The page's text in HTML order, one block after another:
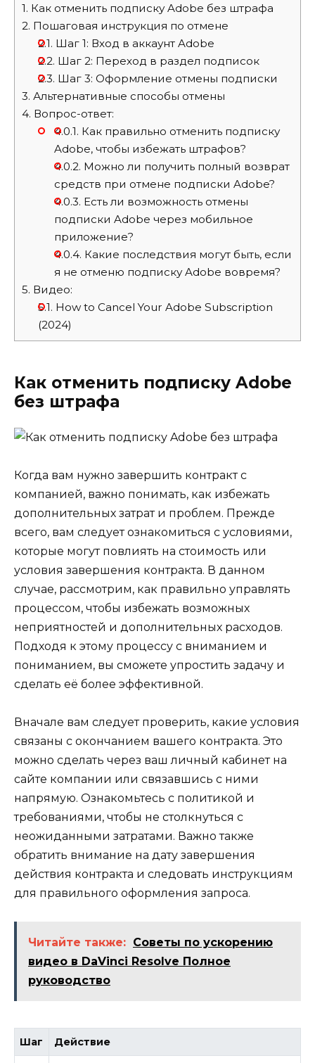
1. Как отменить подписку Adobe без штрафа
2. Пошаговая инструкция по отмене
2.1. Шаг 1: Вход в аккаунт Adobe
2.2. Шаг 2: Переход в раздел подписок
2.3. Шаг 3: Оформление отмены подписки
3. Альтернативные способы отмены
4. Вопрос-ответ:
4.0.1. Как правильно отменить подписку
Adobe, чтобы избежать штрафов?
4.0.2. Можно ли получить полный возврат
средств при отмене подписки Adobe?
4.0.3. Есть ли возможность отмены
подписки Adobe через мобильное
приложение?
4.0.4. Какие последствия могут быть, если
я не отменю подписку Adobe вовремя?
5. Видео:
5.1. How to Cancel Your Adobe Subscription
(2024)
Как отменить подписку Adobe
без штрафа
Когда вам нужно завершить контракт с
компанией, важно понимать, как избежать
дополнительных затрат и проблем. Прежде
всего, вам следует ознакомиться с условиями,
которые могут повлиять на стоимость или
условия завершения контракта. В данном
случае, рассмотрим, как правильно управлять
процессом, чтобы избежать возможных
неприятностей и дополнительных расходов.
Подходя к этому процессу с вниманием и
пониманием, вы сможете упростить задачу и
сделать её более эффективной.
Вначале вам следует проверить, какие условия
связаны с окончанием вашего контракта. Это
можно сделать через ваш личный кабинет на
сайте компании или связавшись с ними
напрямую. Ознакомьтесь с политикой и
требованиями, чтобы не столкнуться с
неожиданными затратами. Важно также
обратить внимание на дату завершения
действия контракта и следовать инструкциям
для правильного оформления запроса.
Читайте также: Советы по ускорению
видео в DaVinci Resolve Полное
руководство
Шаг Действие